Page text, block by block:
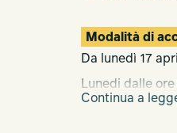
Modalità di
Da lunedì 17
Lunedi dalle
Iscrizione
Continua a